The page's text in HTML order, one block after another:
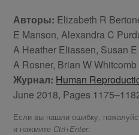
Авторы: Elizabeth R
E Manson, Alexandra C
A Heather Eliassen, Susan
A Rosner, Brian W Whitcomb
Журнал: Human
June 2018, Pages
Если вы нашли ошибку,
и нажмите Ctrl+Enter.